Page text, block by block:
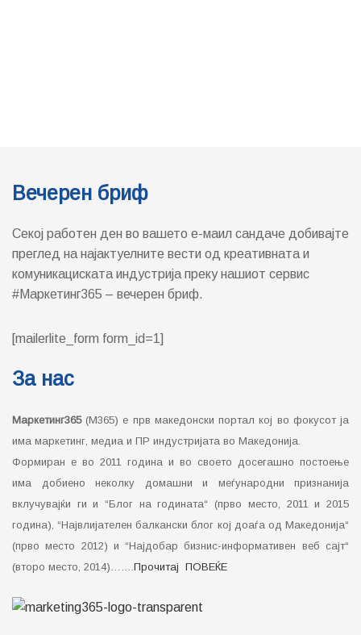
Вечерен бриф
Секој работен ден во вашето е-маил сандаче добивајте
преглед на најактуелните вести од креативната и
комуникациската индустрија преку нашиот сервис
#Маркетинг365 – вечерен бриф.
[mailerlite_form form_id=1]
За нас
Маркетинг365(М365) е прв македонски портал кој во фокусот ја
има маркетинг, медиа и ПР индустријата во Македонија.
Формиран е во 2011 година и во своето досегашно постоење
има добиено неколку домашни и меѓународни признанија
вклучувајќи ги и “Блог на годината“ (прво место, 2011 и 2015
година), “Највлијателен балкански блог кој доаѓа од Македонија“
(прво место 2012) и “Најдобар бизнис-информативен веб сајт“
(второ место, 2014)…….Прочитај ПОВЕЌЕ